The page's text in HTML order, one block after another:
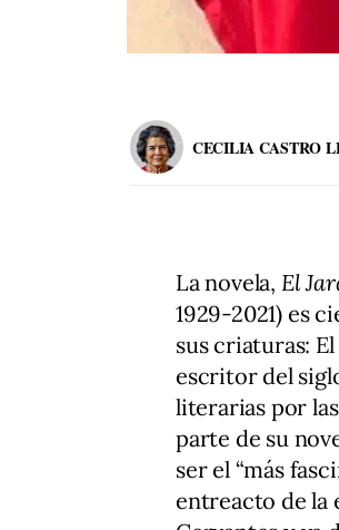
CECILIA CASTRO
La novela, El
1929-2021) es
sus criaturas:
escritor del
literarias por
parte de su
ser el “más
entreacto de la